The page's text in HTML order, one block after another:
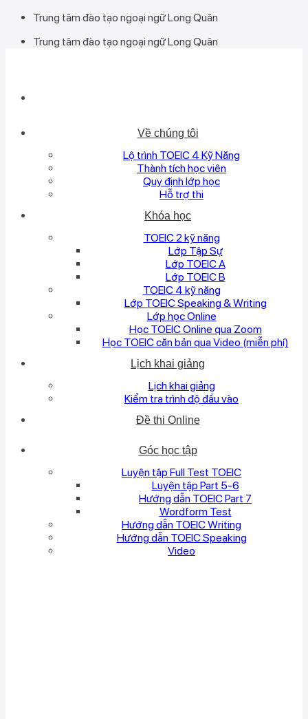
Trung tâm đào tạo ngoại ngữ Long Quân
Trung tâm đào tạo ngoại ngữ Long Quân
Về chúng tôi
Lộ trình TOEIC 4 Kỹ Năng
Thành tích học viên
Quy định lớp học
Hỗ trợ thi
Khóa học
TOEIC 2 kỹ năng
Lớp Tập Sự
Lớp TOEIC A
Lớp TOEIC B
TOEIC 4 kỹ năng
Lớp TOEIC Speaking & Writing
Lớp học Online
Học TOEIC Online qua Zoom
Học TOEIC căn bản qua Video (miễn phí)
Lịch khai giảng
Lịch khai giảng
Kiểm tra trình độ đầu vào
Đề thi Online
Góc học tập
Luyện tập Full Test TOEIC
Luyện tập Part 5-6
Hướng dẫn TOEIC Part 7
Wordform Test
Hướng dẫn TOEIC Writing
Hướng dẫn TOEIC Speaking
Video